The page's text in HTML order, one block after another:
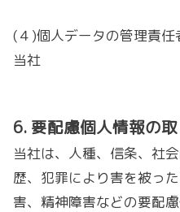
(４)個人データの管理責任
当社
6. 要配慮個人情報の
当社は、人種、信条、社
歴、犯罪により害を被っ
害、精神障害などの要配